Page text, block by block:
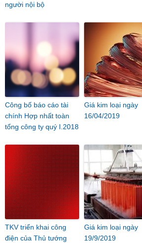
người nội bộ
Công bố báo cáo tài
chính Hợp nhất toàn
tổng công ty quý I.2018
Giá kim loại ngày
16/04/2019
TKV triển khai công
điện của Thủ tướng
Giá kim loại ngày
19/9/2019